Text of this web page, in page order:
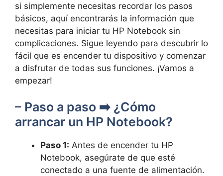
si simplemente necesitas recordar los pasos
básicos, aquí encontrarás la información que
necesitas para iniciar tu HP Notebook sin
complicaciones. Sigue leyendo para descubrir lo
fácil que es encender tu dispositivo y comenzar
a disfrutar de todas sus funciones. ¡Vamos a
empezar!
– Paso a paso ➡️ ¿Cómo
arrancar un HP Notebook?
Paso 1: Antes de encender tu HP
Notebook, asegúrate de que esté
conectado a una fuente de alimentación.